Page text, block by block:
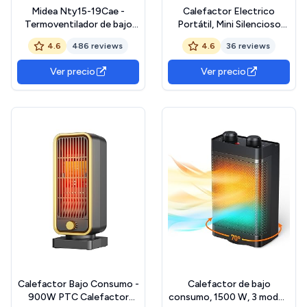
Midea Nty15-19Cae -
Termoventilador de bajo
consumo PTC, cerámica,
calentador eléctrico
portátil, 1500 W
energéticamente eficiente
con termostato ajustable,
4.6 486 reviews
Ver precio
Calefactor Electrico
Portátil, Mini Silencioso
Calefactor de 1200 W, 3
Modos Radiador Electrico,
Protección contra
Sobrecalentamiento, para
Baño,Dormitorios, Salones
4.6 36 reviews
Ver precio
Calefactor Bajo Consumo -
900W PTC Calefactor
Calefactor de bajo
consumo, 1500 W, 3 modos